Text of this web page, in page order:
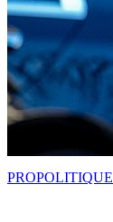
PROPOLITIQUE